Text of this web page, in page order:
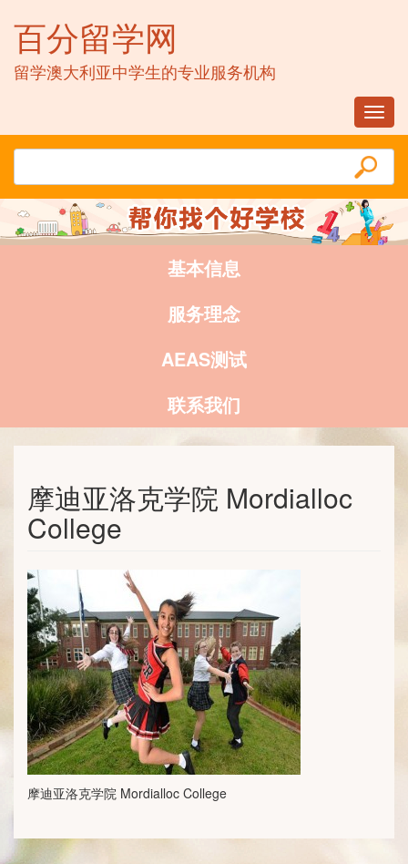
百分留学网
留学澳大利亚中学生的专业服务机构
基本信息
服务理念
AEAS测试
联系我们
摩迪亚洛克学院 Mordialloc
College
摩迪亚洛克学院 Mordialloc College